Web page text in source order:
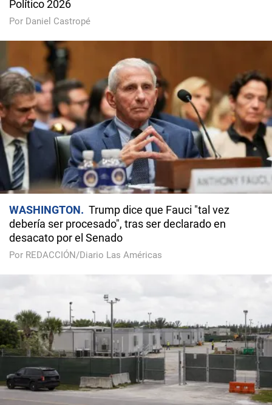
Político 2026
Por Daniel Castropé
WASHINGTON
Trump dice que Fauci "tal vez
debería ser procesado", tras ser declarado en
desacato por el Senado
Por REDACCIÓN/Diario Las Américas